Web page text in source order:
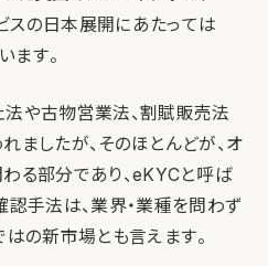
の日本展開にあたっては
ます。
や古物営業法、割賦販売法
ましたが、そのほとんどが、オ
る部分であり、eKYCと呼ば
認手法は、業界・業種を問わず
はの新市場とも言えます。